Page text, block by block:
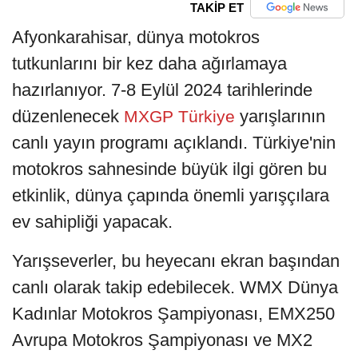
TAKİP ET
Afyonkarahisar, dünya motokros
tutkunlarını bir kez daha ağırlamaya
hazırlanıyor. 7-8 Eylül 2024 tarihlerinde
düzenlenecek MXGP Türkiye yarışlarının
canlı yayın programı açıklandı. Türkiye'nin
motokros sahnesinde büyük ilgi gören bu
etkinlik, dünya çapında önemli yarışçılara
ev sahipliği yapacak.
Yarışseverler, bu heyecanı ekran başından
canlı olarak takip edebilecek. WMX Dünya
Kadınlar Motokros Şampiyonası, EMX250
Avrupa Motokros Şampiyonası ve MX2